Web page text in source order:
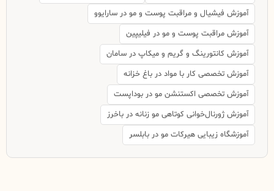
آموزش فیشیال و مراقبت پوست و مو در سارایوو
آموزش مراقبت پوست و مو در فیلیپین
آموزش کانتورینگ و گریم و میکاپ در سامان
آموزش تخصصی کار با مواد در باغ خزانه
آموزش تخصصی اکستنشن مو در بوداپست
آموزش ژورنال‌خوانی کوتاهی مو زنانه در باخرز
آموزشگاه زیبایی هیرکات مو در بابلسر